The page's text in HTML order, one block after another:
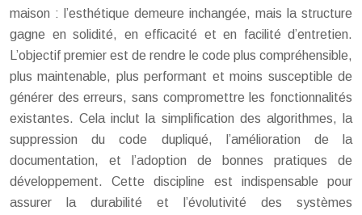
maison : l’esthétique demeure inchangée, mais la structure
gagne en solidité, en efficacité et en facilité d’entretien.
L’objectif premier est de rendre le code plus compréhensible,
plus maintenable, plus performant et moins susceptible de
générer des erreurs, sans compromettre les fonctionnalités
existantes. Cela inclut la simplification des algorithmes, la
suppression du code dupliqué, l’amélioration de la
documentation, et l’adoption de bonnes pratiques de
développement. Cette discipline est indispensable pour
assurer la durabilité et l’évolutivité des systèmes